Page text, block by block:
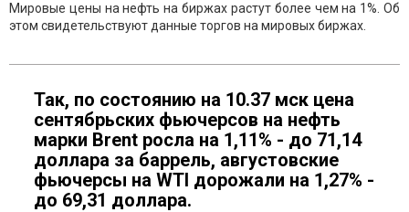
Мировые цены на нефть на биржах растут более чем на 1%. Об
этом свидетельствуют данные торгов на мировых биржах.
Так, по состоянию на 10.37 мск цена
сентябрьских фьючерсов на нефть
марки Brent росла на 1,11% - до 71,14
доллара за баррель, августовские
фьючерсы на WTI дорожали на 1,27% -
до 69,31 доллара.